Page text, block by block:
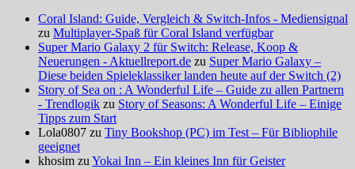
Coral Island: Guide, Vergleich & Switch-Infos - Mediensignal
zu Multiplayer-Spaß für Coral Island verfügbar
Super Mario Galaxy 2 für Switch: Release, Koop &
Neuerungen - Aktuellreport.de zu Super Mario Galaxy –
Diese beiden Spieleklassiker landen heute auf der Switch (2)
Story of Sea on : A Wonderful Life – Guide zu allen Partnern
- Trendlogik zu Story of Seasons: A Wonderful Life – Einige
Tipps zum Start
Lola0807 zu Tiny Bookshop (PC) im Test – Für Bibliophile
geeignet
khosim zu Yokai Inn – Ein kleines Inn für Geister